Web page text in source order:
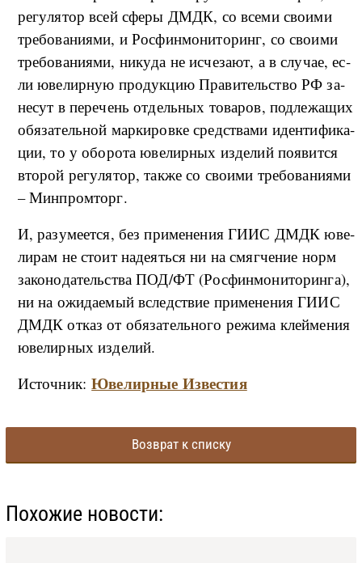
ре­гу­ля­тор всей сфе­ры ДМДК, со все­ми сво­и­ми
тре­бо­ва­ни­я­ми, и Рос­фин­мо­ни­то­ринг, со сво­и­ми
тре­бо­ва­ни­я­ми, ни­ку­да не ис­че­за­ют, а в слу­чае, ес­
ли юве­ли­р­ную про­дук­цию Пра­ви­тель­ство РФ за­
не­сут в пе­ре­чень от­дель­ных то­ва­ров, под­ле­жа­щих
обя­за­тель­ной мар­ки­ро­в­ке сред­ства­ми иден­ти­фи­ка­
ции, то у обо­ро­та юве­ли­р­ных из­де­лий по­яви­т­ся
вто­рой ре­гу­ля­тор, та­к­же со сво­и­ми тре­бо­ва­ни­я­ми
– Мин­про­м­торг.
И, ра­зу­ме­ет­ся, без при­ме­не­ния ГИИС ДМДК юве­
ли­рам не сто­ит на­де­ять­ся ни на смя­г­че­ние норм
за­ко­но­да­тель­ства ПОД/ФТ (Рос­фин­мо­ни­то­рин­га),
ни на ожи­да­е­мый вслед­ствие при­ме­не­ния ГИИС
ДМДК от­каз от обя­за­тель­но­го ре­жи­ма клей­ме­ния
юве­ли­р­ных из­де­лий.
Источник:Ювелирные Известия
Возврат к списку
Похожие новости: